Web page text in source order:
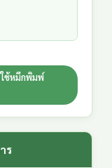
ใช้หมึกพิมพ์
ร